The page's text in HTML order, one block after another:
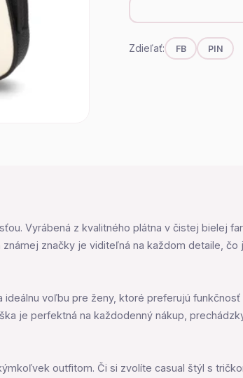
Zdieľať: FB PIN
Vyrábená z kvalitného plátna v čistej bielej
značky je viditeľná na každom detaile,
voľbu pre ženy, ktoré preferujú
je perfektná na každodenný nákup,
outfitom. Či si zvolíte casual štýl s